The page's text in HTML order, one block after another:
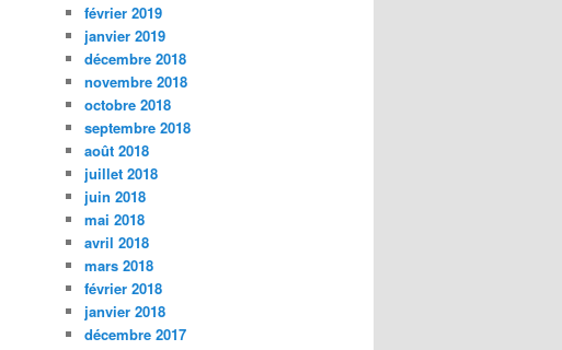
février 2019
janvier 2019
décembre 2018
novembre 2018
octobre 2018
septembre 2018
août 2018
juillet 2018
juin 2018
mai 2018
avril 2018
mars 2018
février 2018
janvier 2018
décembre 2017